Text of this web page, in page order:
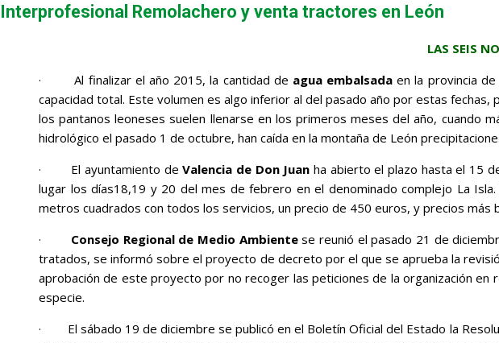
Interprofesional Remolachero y venta tractores en León
LAS SEIS
· Al finalizar el año 2015, la cantidad de agua embalsada en la provincia
capacidad total. Este volumen es algo inferior al del pasado año por estas
los pantanos leoneses suelen llenarse en los primeros meses del año, cuando
hidrológico el pasado 1 de octubre, han caída en la montaña de León
· El ayuntamiento deValencia de Don Juan ha abierto el plazo hasta el 15
lugar los días18,19 y 20 del mes de febrero en el denominado complejo La
metros cuadrados con todos los servicios, un precio de 450 euros, y precios más
· Consejo Regional de Medio Ambientese reunió el pasado 21 de
tratados, se informó sobre el proyecto de decreto por el que se aprueba la
aprobación de este proyecto por no recoger las peticiones de la organización en
especie.
· El sábado 19 de diciembre se publicó en el Boletín Oficial del Estado la